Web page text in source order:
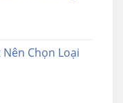
Chọn Loại